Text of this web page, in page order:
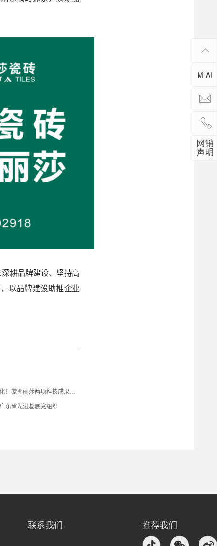
耕品牌建设、坚持高
以品牌建设助推企业
东省先进基层党组织
联系我们 推荐我们
M-AI